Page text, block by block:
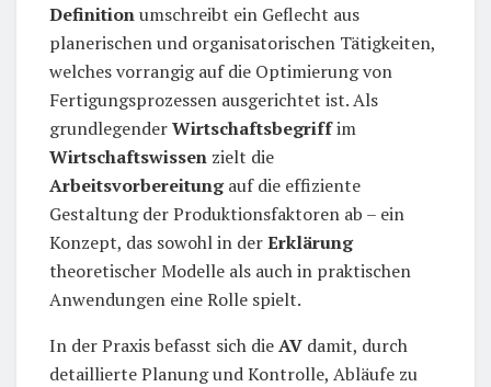
Definitionumschreibt ein Geflecht aus
planerischen und organisatorischen Tätigkeiten,
welches vorrangig auf die Optimierung von
Fertigungsprozessen ausgerichtet ist. Als
grundlegenderWirtschaftsbegriffim
Wirtschaftswissen zielt die
Arbeitsvorbereitungauf die effiziente
Gestaltung der Produktionsfaktoren ab – ein
Konzept, das sowohl in derErklärung
theoretischer Modelle als auch in praktischen
Anwendungen eine Rolle spielt.
In der Praxis befasst sich dieAV damit, durch
detaillierte Planung und Kontrolle, Abläufe zu